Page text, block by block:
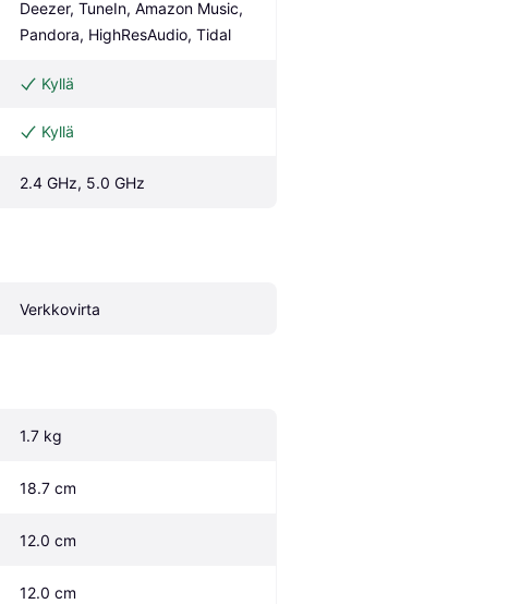
Deezer, TuneIn, Amazon Music,
Pandora, HighResAudio, Tidal
Kyllä
Kyllä
2.4 GHz, 5.0 GHz
Verkkovirta
1.7 kg
18.7 cm
12.0 cm
12.0 cm